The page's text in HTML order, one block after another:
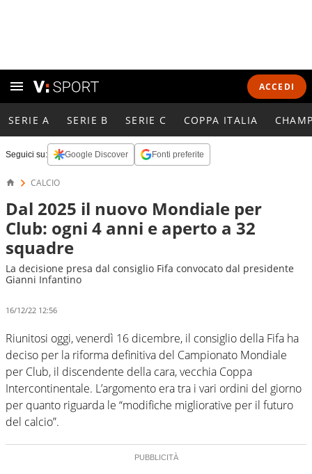
ACCEDI
SERIE A SERIE B SERIE C COPPA ITALIA
Seguici su: Google Discover Fonti preferite
CALCIO
Dal 2025 il nuovo Mondiale per
Club: ogni 4 anni e aperto a 32
squadre
La decisione presa dal consiglio Fifa convocato dal presidente
Gianni Infantino
16/12/22 12:56
Riunitosi oggi, venerdì 16 dicembre, il consiglio della Fifa ha
deciso per la riforma definitiva del Campionato Mondiale
per Club, il discendente della cara, vecchia Coppa
Intercontinentale. L’argomento era tra i vari ordini del giorno
per quanto riguarda le “modifiche migliorative per il futuro
del calcio”.